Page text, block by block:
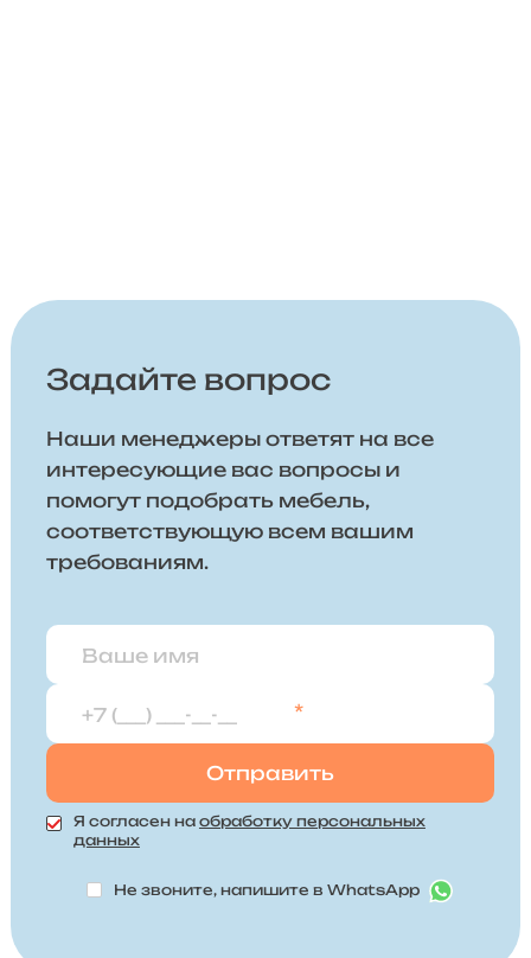
Задайте вопрос
Наши менеджеры ответят на все
интересующие вас вопросы и
помогут подобрать мебель,
соответствующую всем вашим
требованиям.
*
Я согласен на обработку персональных
данных
Не звоните, напишите в WhatsApp